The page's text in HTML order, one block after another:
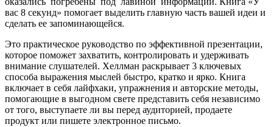
вас 8 секунд» помогает выделить главную часть вашей идеи и
сделать ее запоминающейся.
Это практическое руководство по эффективной презентации,
которое поможет захватить, контролировать и удерживать
внимание слушателей. Хеллман раскрывает 3 ключевых
способа выражения мыслей быстро, кратко и ярко. Книга
включает в себя лайфхаки, упражнения и авторские методы,
помогающие в выгодном свете представить себя независимо
от того, выступаете ли вы перед аудиторией, продаете
продукт или пишете электронное письмо.